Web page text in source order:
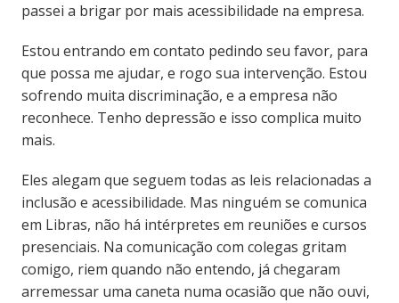
passei a brigar por mais acessibilidade na empresa.
Estou entrando em contato pedindo seu favor, para
que possa me ajudar, e rogo sua intervenção. Estou
sofrendo muita discriminação, e a empresa não
reconhece. Tenho depressão e isso complica muito
mais.
Eles alegam que seguem todas as leis relacionadas a
inclusão e acessibilidade. Mas ninguém se comunica
em Libras, não há intérpretes em reuniões e cursos
presenciais. Na comunicação com colegas gritam
comigo, riem quando não entendo, já chegaram
arremessar uma caneta numa ocasião que não ouvi,